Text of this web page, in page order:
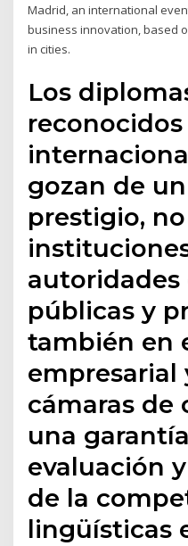
Madrid, an international
business innovation, based
in cities.
Los
reconocidos
gozan de
prestigio,
autoridades
públicas y
también en
empresarial
cámaras de
una
evaluación
de la
lingüísticas